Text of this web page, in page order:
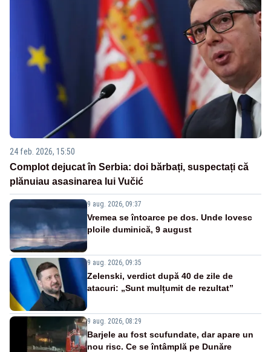
24 feb. 2026, 15:50
Complot dejucat în Serbia: doi bărbați, suspectați că
plănuiau asasinarea lui Vučić
9 aug. 2026, 09:37
Vremea se întoarce pe dos. Unde lovesc
ploile duminică, 9 august
9 aug. 2026, 09:35
Zelenski, verdict după 40 de zile de
atacuri: „Sunt mulțumit de rezultat”
9 aug. 2026, 08:29
Barjele au fost scufundate, dar apare un
nou risc. Ce se întâmplă pe Dunăre